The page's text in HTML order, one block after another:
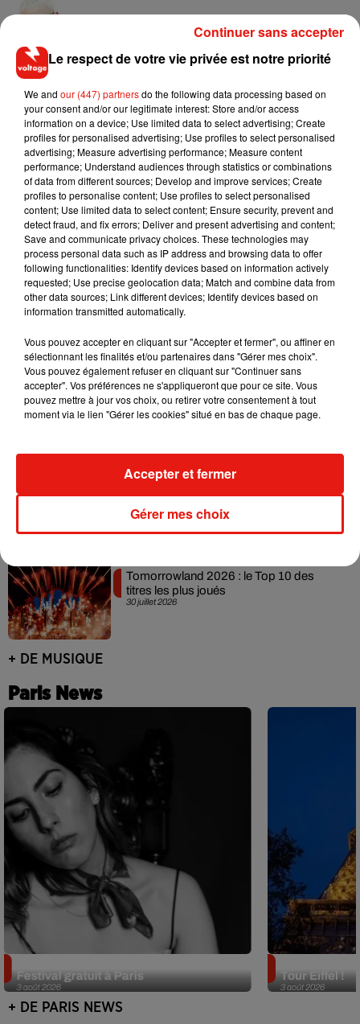
6 août 2026
Il y a 10 ans, DJ Snake changeait de
dimension avec son premier...
3 août 2026
Fred again.. et Latin Mafia dévoilent enfin
leur mixtape créée en...
31 juillet 2026
Swedish House Mafia et Lykke Li
dévoilent « Happiness Is So Sad »
31 juillet 2026
David Guetta et Carl Cox signent un B2B
historique à Ibiza
31 juillet 2026
Angèle officialise la sortie de "Run" avec
Amelie Lens
30 juillet 2026
Tomorrowland 2026 : le Top 10 des
titres les plus joués
+ DE MUSIQUE
Paris News
3 août 2026
Festival gratuit à Paris
3 août 2026
Tour Eiffel !
+ DE PARIS NEWS
Le respect de votre vie privée est notre priorité
We and our (447) partnersdo the following data processing based on
your consent and/or our legitimate interest: Store and/or access
information on a device; Use limited data to select advertising; Create
profiles for personalised advertising; Use profiles to select personalised
advertising; Measure advertising performance; Measure content
performance; Understand audiences through statistics or combinations
of data from different sources; Develop and improve services; Create
profiles to personalise content; Use profiles to select personalised
content; Use limited data to select content; Ensure security, prevent and
detect fraud, and fix errors; Deliver and present advertising and content;
Save and communicate privacy choices. These technologies may
process personal data such as IP address and browsing data to offer
following functionalities: Identify devices based on information actively
requested; Use precise geolocation data; Match and combine data from
other data sources; Link different devices; Identify devices based on
information transmitted automatically.
Vous pouvez accepter en cliquant sur "Accepter et fermer", ou affiner en
sélectionnant les finalités et/ou partenaires dans "Gérer mes choix".
Vous pouvez également refuser en cliquant sur "Continuer sans
accepter". Vos préférences ne s'appliqueront que pour ce site. Vous
pouvez mettre à jour vos choix, ou retirer votre consentement à tout
moment via le lien "Gérer les cookies" situé en bas de chaque page.
Gérer mes choix
Accepter et fermer
Continuer sans accepter